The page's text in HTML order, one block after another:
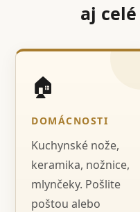
aj
🏠
DOMÁCNOSTI
Kuchynské nože,
keramika, nožnice,
mlynčeky. Pošlite
poštou alebo